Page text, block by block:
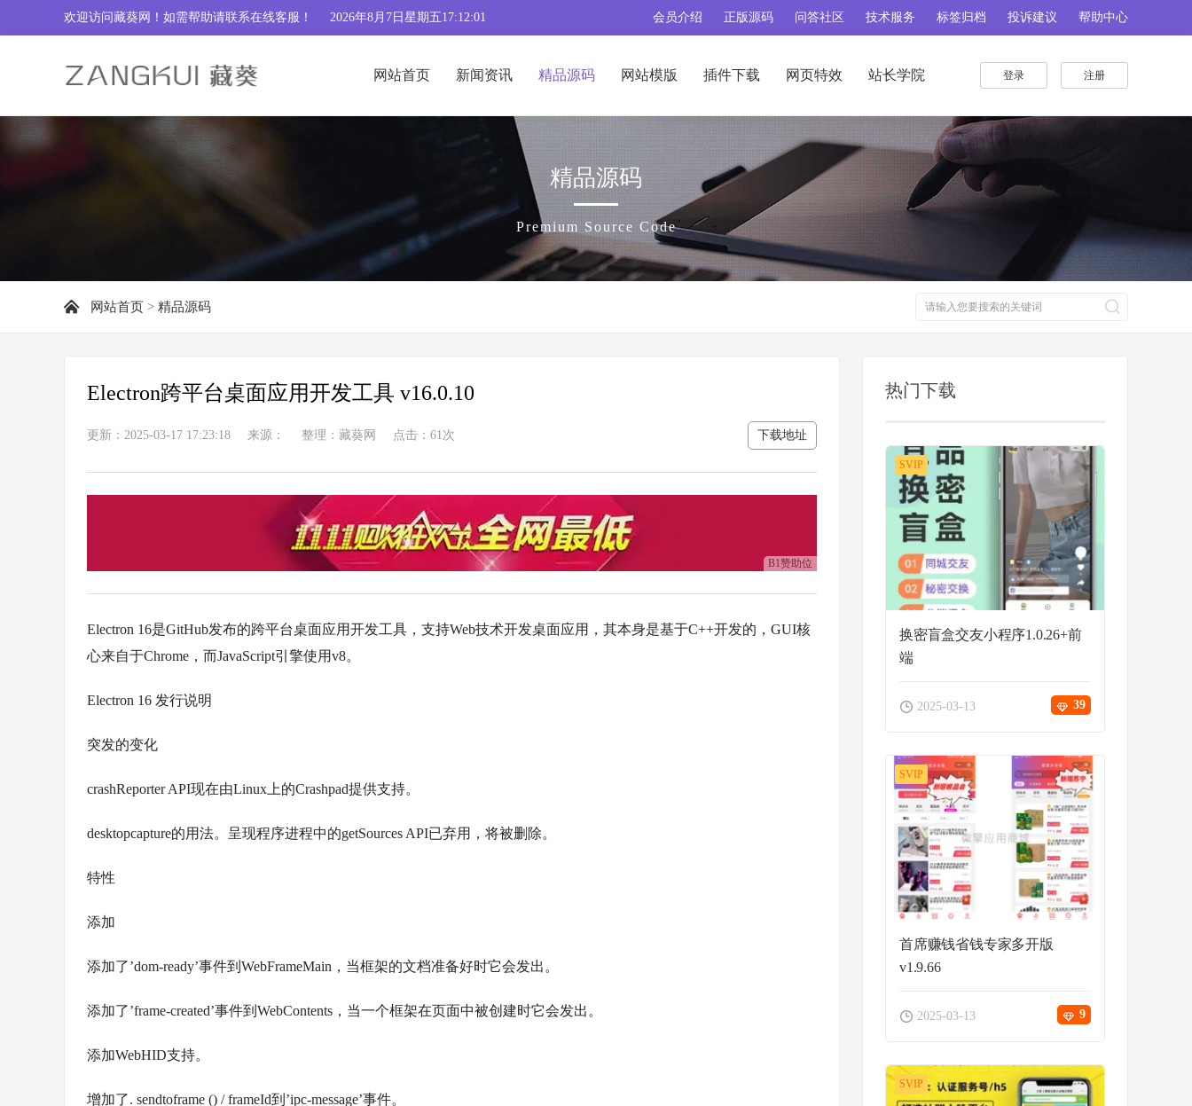
欢迎访问藏葵网！如需帮助请联系在线客服 ！ 2026年8月7日星期五17:12:02 会员介绍 正版源码 问答社区 技术服务 标签归档 投诉建议 帮助中心
网站首页 新闻资讯 精品源码 网站模版 插件下载 网页特效 站长学院 注册
登录
精品源码
Premium Source Code
网站首页 > 精品源码
Electron跨平台桌面应用开发工具 v16.0.10
更新：2025-03-17 17:23:18 来源： 整理：藏葵网 点击： 61次 下载地址
B1赞助位
Electron 16是GitHub发布的跨平台桌面应用开发工具 ，支持Web技术开发桌面应用，其本身是基于C++开发的，GUI核
心来自于Chrome，而JavaScript引擎使用v8。
Electron 16 发行说明
突发的变化
crashReporter API现在由Linux上的Crashpad提供支持。
desktopcapture的用法。呈现程序进程中的getSources API已弃用，将被删除。
特性
添加
添加了’dom-ready’事件到WebFrameMain，当框架的文档准备好时它会发出。
添加了’frame-created’事件到WebContents，当一个框架在页面中被创建时它会发出。
添加WebHID支持。
增加了. sendtoframe () / frameId到’ipc-message’事件。
热门下载
SVIP
换密盲盒交友小程序1.0.26+前
端
2025-03-13 39
SVIP
首席赚钱省钱专家多开版
v1.9.66
2025-03-13 9
SVIP